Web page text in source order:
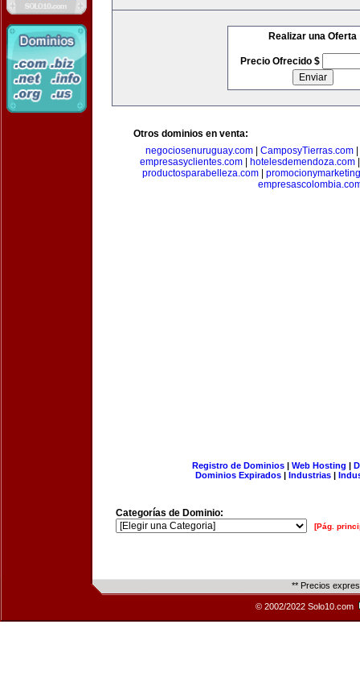
Realizar una Oferta
Precio Ofrecido $
Otros dominios en venta:
negociosenuruguay.com
CamposyTierras.com
empresasyclientes.com
hotelesdemendoza.com
productosparabelleza.com
Registro de Dominios| Web Hosting |
Dominios Expirados | Industrias |
Categorías de Dominio:
[Pág.
** Precios
© 2002/2022 Solo10.com